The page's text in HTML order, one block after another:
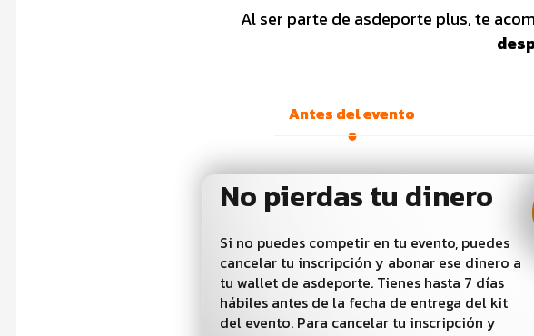
Al ser parte de asdeporte plus, te
Antes del evento
No pierdas tu dinero
Si no puedes competir en tu evento, puedes
cancelar tu inscripción y abonar ese dinero a
tu wallet de asdeporte. Tienes hasta 7 días
hábiles antes de la fecha de entrega del kit
del evento. Para cancelar tu inscripción y